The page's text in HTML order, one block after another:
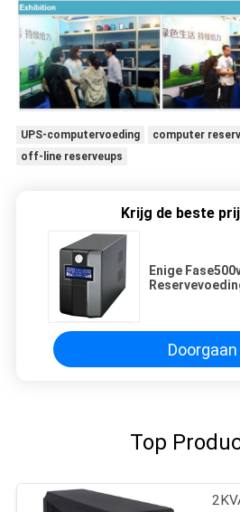
UPS-computervoeding
computer
off-line reserveups
Krijg de beste
Enige
Doorgaan
Top